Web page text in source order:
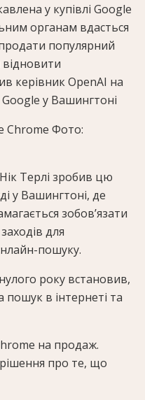
у купівлі Google
органам вдасться
популярний
керівник OpenAI на
у Вашингтоні
Chrome Фото:
Терлі зробив цю
у Вашингтоні, де
зобов’язати
для
пошуку.
року встановив,
в інтернеті та
на продаж.
про те, що